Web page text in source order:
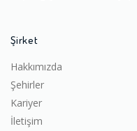
Şirket
Hakkımızda
Şehirler
Kariyer
İletişim